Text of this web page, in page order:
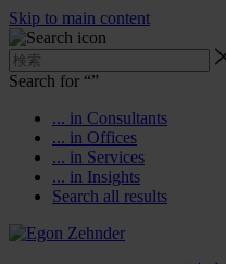
Skip to main content
Search for “”
... in Consultants
... in Offices
... in Services
... in Insights
Search all results